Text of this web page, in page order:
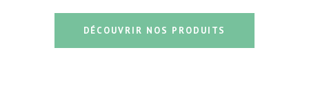
DÉCOUVRIR NOS PRODUITS